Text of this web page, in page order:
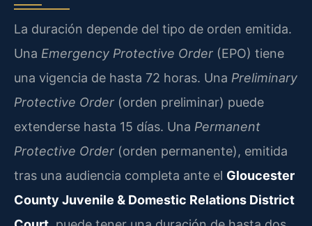
La duración depende del tipo de orden emitida.
Una Emergency Protective Order (EPO) tiene
una vigencia de hasta 72 horas. Una Preliminary
Protective Order (orden preliminar) puede
extenderse hasta 15 días. Una Permanent
Protective Order (orden permanente), emitida
tras una audiencia completa ante el Gloucester
County Juvenile & Domestic Relations District